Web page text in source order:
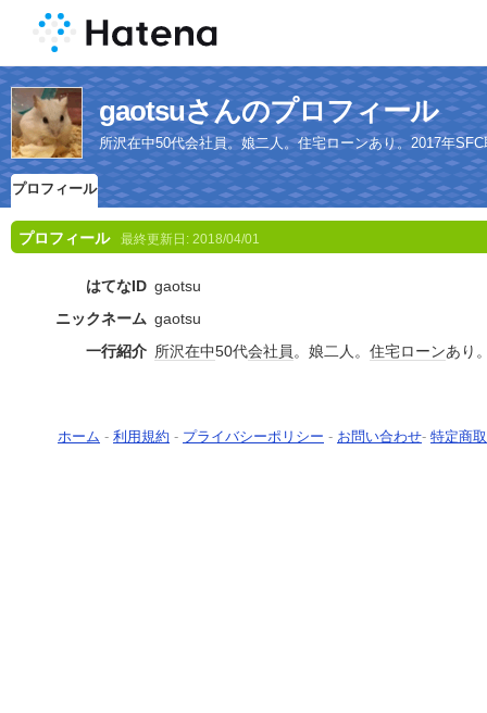
gaotsuさんのプロフィール
所沢在中50代会社員。娘二人。住宅ローンあり。2017年
プロフィール
プロフィール 最終更新日: 2018/04/01
はてなID gaotsu
ニックネーム gaotsu
一行紹介 所沢在中50代会社員。娘二人。 住宅ローンあり
ホーム - 利用規約 - プライバシーポリシー - お問い合わせ- 特定商